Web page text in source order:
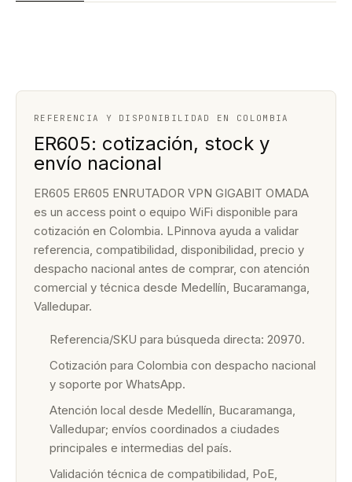
REFERENCIA Y DISPONIBILIDAD EN COLOMBIA
ER605: cotización, stock y
envío nacional
ER605 ER605 ENRUTADOR VPN GIGABIT OMADA
es un access point o equipo WiFi disponible para
cotización en Colombia. LPinnova ayuda a validar
referencia, compatibilidad, disponibilidad, precio y
despacho nacional antes de comprar, con atención
comercial y técnica desde Medellín, Bucaramanga,
Valledupar.
Referencia/SKU para búsqueda directa: 20970.
Cotización para Colombia con despacho nacional
y soporte por WhatsApp.
Atención local desde Medellín, Bucaramanga,
Valledupar; envíos coordinados a ciudades
principales e intermedias del país.
Validación técnica de compatibilidad, PoE,